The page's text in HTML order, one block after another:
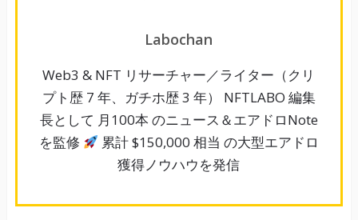
Labochan
Web3 & NFT リサーチャー／ライター（クリ
プト歴 7 年、ガチホ歴 3 年） NFTLABO 編集
長として 月100本 のニュース＆エアドロNote
を監修
累計 $150,000 相当 の大型エアドロ
獲得ノウハウを発信